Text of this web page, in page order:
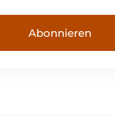
Abonnieren